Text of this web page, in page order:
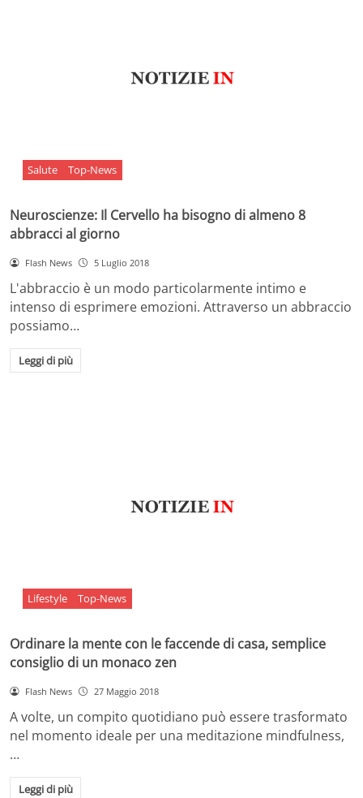
Salute Top-News
Neuroscienze: Il Cervello ha bisogno di almeno 8
abbracci al giorno
Flash News 5 Luglio 2018
L'abbraccio è un modo particolarmente intimo e
intenso di esprimere emozioni. Attraverso un abbraccio
possiamo…
Leggi di più
Lifestyle Top-News
Ordinare la mente con le faccende di casa, semplice
consiglio di un monaco zen
Flash News 27 Maggio 2018
A volte, un compito quotidiano può essere trasformato
nel momento ideale per una meditazione mindfulness,
…
Leggi di più